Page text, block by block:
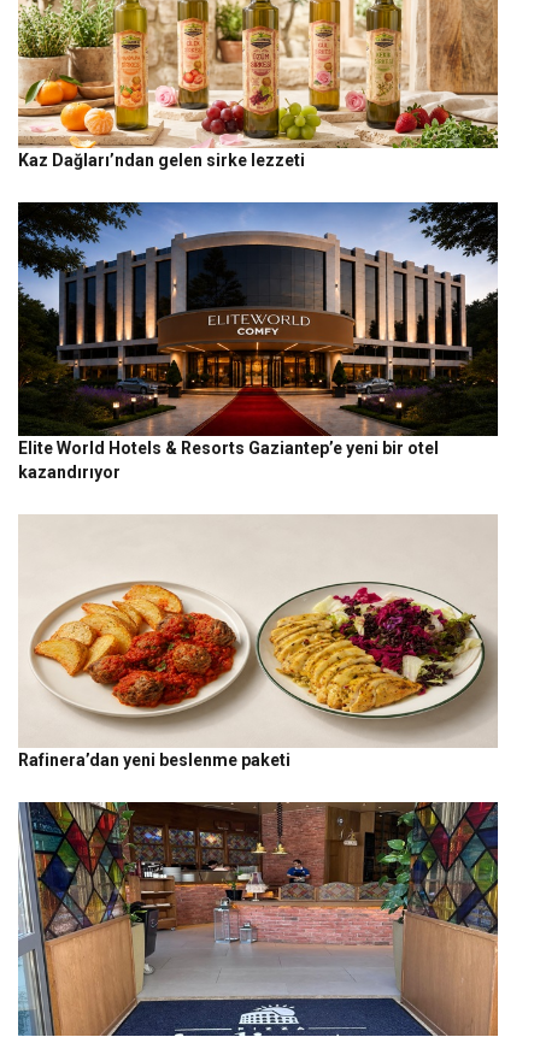
Kaz Dağları’ndan gelen sirke lezzeti
Elite World Hotels & Resorts Gaziantep’e yeni bir otel
kazandırıyor
Rafinera’dan yeni beslenme paketi